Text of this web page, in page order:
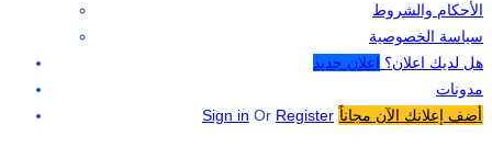
الأحكام والشروط
سياسة الخصوصية
هل لديك اعلان؟ اعلان جديد
مدونات
Sign in Or Register أضف إعلانك الآن مجاناً